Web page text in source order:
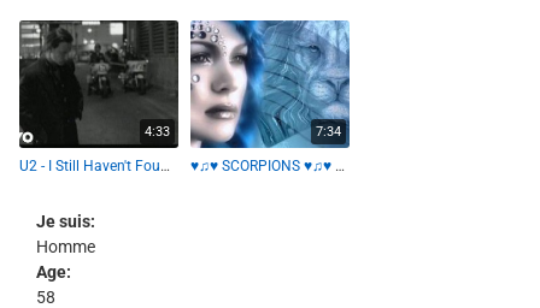
4:33
U2 - I Still Haven't Found What I'm Looking For
7:34
♥♫♥ SCORPIONS ♥♫♥ Still loving you ♥♫♥ (t'aimer encore)
Je suis:
Homme
Age:
58